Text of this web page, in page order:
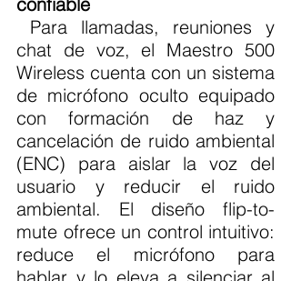
chat de voz, el Maestro 500
Wireless cuenta con un sistema
de micrófono oculto equipado
con formación de haz y
cancelación de ruido ambiental
(ENC) para aislar la voz del
usuario y reducir el ruido
ambiental. El diseño flip-to-
mute ofrece un control intuitivo:
reduce el micrófono para